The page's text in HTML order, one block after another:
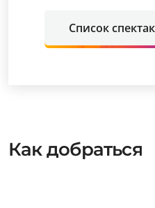
Список
Как добраться